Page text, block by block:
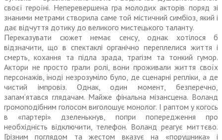
своєї героїні. Неперевершена гра молодих акторів поряд зі
знаними метрами створила саме той містичний сим­біоз, який і
дає відчуття дотику до великого мистецького таланту.
Переказувати сюжет немає сенсу, однак хотілося б
відзначити, що в спектаклі органічно переплелися життя і
смерть, кохання та підла зрада, трагізм та тонкий гумор.
Актори не просто грали ролі, вони проживали життя своїх
персонажів, іноді незрозуміло було, де сценарні репліки, а де
чистий імпровіз. Однак, один момент, безперечно,
запам’ятався глядачам. Майже фінальна мізансцена. Воланд
громоподібним голосом виголошує монолог. І раптом у когось
в «партері» дзеленькнув, попри попередження про
необхідність відключити, телефон. Воланд реагує миттєво.
Грізним поглядом та жестом вказує на «порушника» і